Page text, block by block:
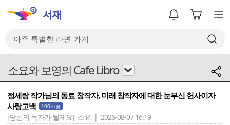
소요와 보영의 Cafe Libro
정세랑 작가님의 동료 창작자, 미래 창작자에 대한 눈부신 헌사이자
사랑고백
100자평
[당신의 독자가 될게요] 소요 | 2026-08-07 16:19